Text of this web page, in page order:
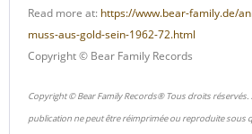
Read more at: https://www.bear-family.de/
muss-aus-gold-sein-1962-72.html
Copyright © Bear Family Records
Copyright © Bear Family Records® Tous droits réservés.
publication ne peut être réimprimée ou reproduite sous